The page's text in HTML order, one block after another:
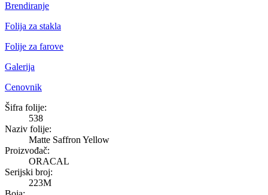
Brendiranje
Folija za stakla
Folije za farove
Galerija
Cenovnik
Matte Saffron Yellow
Šifra folije:
538
Naziv folije:
Matte Saffron Yellow
Proizvođač:
ORACAL
Serijski broj:
223M